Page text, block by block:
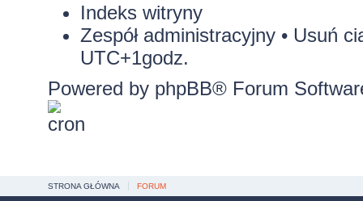
Indeks witryny
Zespół administracyjny• Usuń
UTC+1godz.
Powered by phpBB® Forum
STRONA GŁÓWNA FORUM